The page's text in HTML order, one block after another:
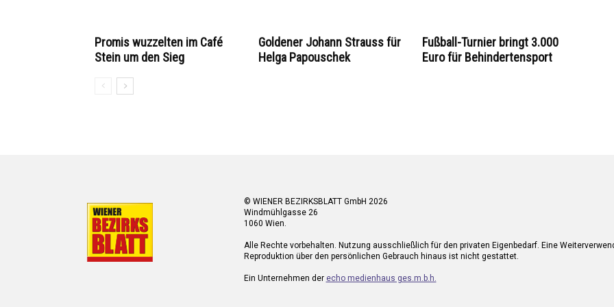
Promis wuzzelten im Café
Stein um den Sieg
Goldener Johann Strauss für
Helga Papouschek
Fußball-Turnier bringt 3.000
Euro für Behindertensport
© WIENER BEZIRKSBLATT GmbH 2026
Windmühlgasse 26
1060 Wien.
Alle Rechte vorbehalten. Nutzung ausschließlich für den privaten Eigenbedarf. Eine
Reproduktion über den persönlichen Gebrauch hinaus ist nicht gestattet.
Ein Unternehmen der echo medienhaus ges.m.b.h.